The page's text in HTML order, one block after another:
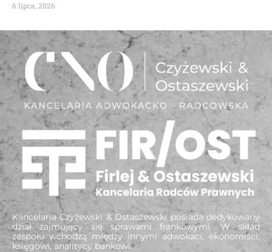
6 lipca, 2026
Kancelaria Czyżewski & Ostaszewski posiada dedykowany
dział zajmujący się sprawami frankowymi. W skład
zespołu wchodzą między innymi adwokaci, ekonomiści,
księgowi, analitycy bankowi.